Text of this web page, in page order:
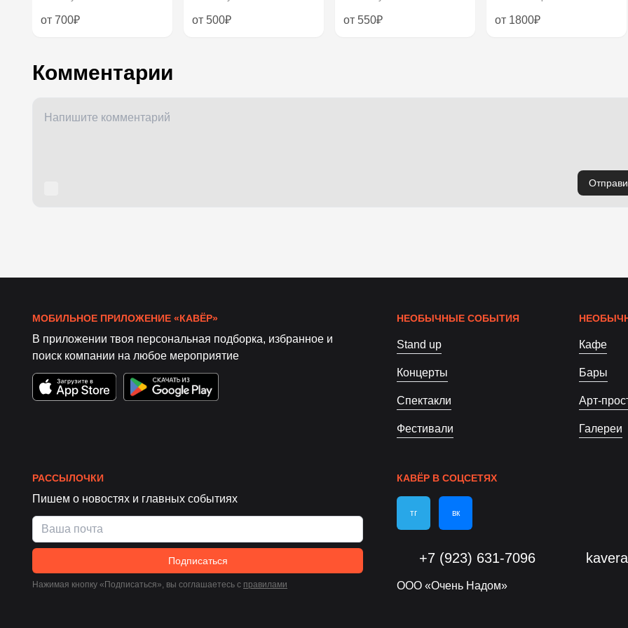
от 700₽ от 500₽ от 550₽ от 1800₽
Комментарии
МОБИЛЬНОЕ ПРИЛОЖЕНИЕ «КАВЁР»
В приложении твоя персональная подборка, избранное и
поиск компании на любое мероприятие
НЕОБЫЧНЫЕ СОБЫТИЯ
Stand up
Концерты
Спектакли
Фестивали
Кафе
Бары
Арт-
Галереи
РАССЫЛОЧКИ
Пишем о новостях и главных событиях
Подписаться
Нажимая кнопку «Подписаться», вы соглашаетесь c правилами
КАВЁР В СОЦСЕТЯХ
тг вк
+7 (923) 631-7096
ООО «Очень Надом»